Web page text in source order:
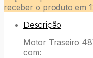
800W
Urbanglide
Smartgyro
receber o produto em
Descrição
Motor Traseiro
com: